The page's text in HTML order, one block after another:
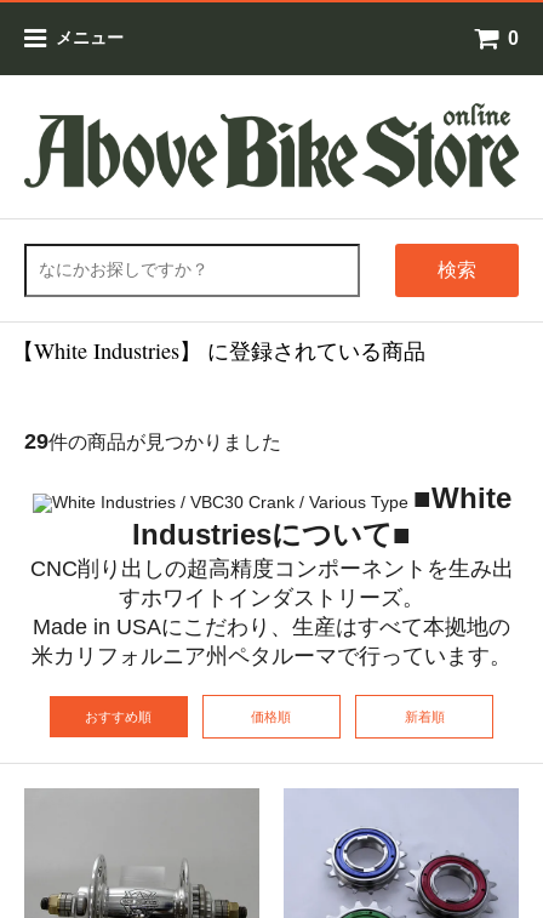
メニュー 0
検索
【White Industries】 に登録されている商品
29件の商品が見つかりました
■White
Industriesについて■
CNC削り出しの超高精度コンポーネントを生み出
すホワイトインダストリーズ。
Made in USAにこだわり、生産はすべて本拠地の
米カリフォルニア州ペタルーマで行っています。
おすすめ順 価格順 新着順